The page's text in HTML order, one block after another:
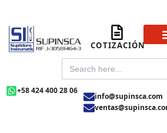
contenido
COTIZACIÓN
SEARCH
FOR:
+58 424 400 28 06
info@supinsca.com